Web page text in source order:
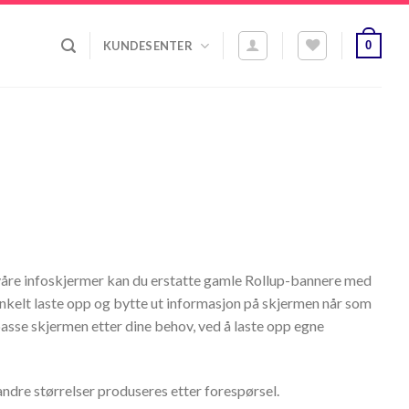
KUNDESENTER 0
infoskjermer kan du erstatte gamle Rollup-bannere med
laste opp og bytte ut informasjon på skjermen når som
skjermen etter dine behov, ved å laste opp egne
størrelser produseres etter forespørsel.